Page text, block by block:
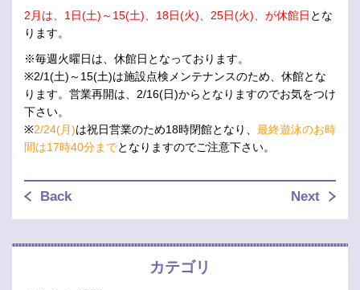
2月は、1日(土)～15(土)、18日(火)、25日(火)、が休館日 とな
ります。
※毎週火曜日は、休館日となっております。
※2/1(土)～15(土)は施設点検メンテナンスのため、休館とな
ります。営業再開は、2/16(日)からとなりますのでお気をつけ
下さい。
※2/24(月)は祝日営業のため18時閉館となり、 最終遊泳のお時
間は17時40分までとなりますのでご注意下さい。
Back Next
カテゴリ